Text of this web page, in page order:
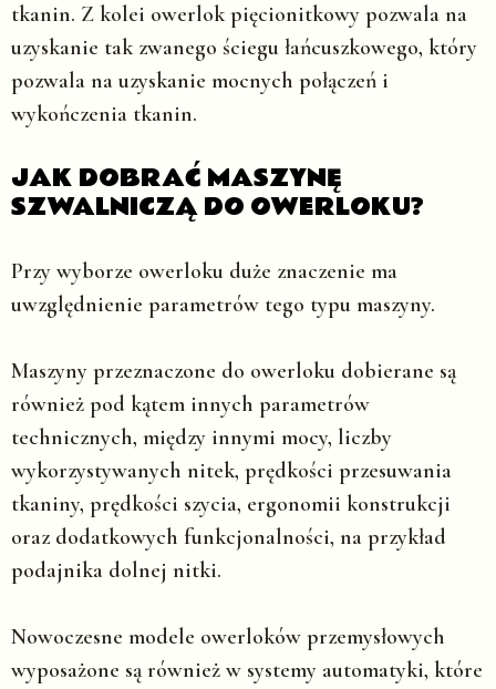
tkanin. Z kolei owerlok pięcionitkowy pozwala na
uzyskanie tak zwanego ściegu łańcuszkowego, który
pozwala na uzyskanie mocnych połączeń i
wykończenia tkanin.
JAK DOBRAĆ MASZYNĘ
SZWALNICZĄ DO OWERLOKU?
Przy wyborze owerloku duże znaczenie ma
uwzględnienie parametrów tego typu maszyny.
Maszyny przeznaczone do owerloku dobierane są
również pod kątem innych parametrów
technicznych, między innymi mocy, liczby
wykorzystywanych nitek, prędkości przesuwania
tkaniny, prędkości szycia, ergonomii konstrukcji
oraz dodatkowych funkcjonalności, na przykład
podajnika dolnej nitki.
Nowoczesne modele owerloków przemysłowych
wyposażone są również w systemy automatyki, które